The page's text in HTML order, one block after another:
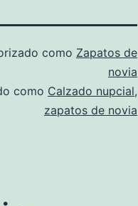
como Zapatos de
novia
como Calzado nupcial,
zapatos de novia